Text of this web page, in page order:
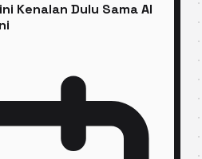
Kenalan Dulu Sama AI